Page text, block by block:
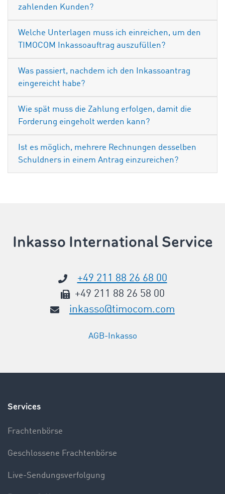
zahlenden Kunden?
Welche Unterlagen muss ich einreichen, um den
TIMOCOM Inkassoauftrag auszufüllen?
Was passiert, nachdem ich den Inkassoantrag
eingereicht habe?
Wie spät muss die Zahlung erfolgen, damit die
Forderung eingeholt werden kann?
Ist es möglich, mehrere Rechnungen desselben
Schuldners in einem Antrag einzureichen?
Inkasso International Service
+49 211 88 26 68 00
+49 211 88 26 58 00
inkasso@timocom.com
AGB-Inkasso
Services
Frachtenbörse
Geschlossene Frachtenbörse
Live-Sendungsverfolgung